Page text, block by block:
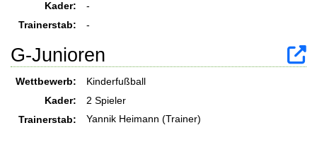
Kader:
-
Trainerstab:
-
G-Junioren
Wettbewerb:
Kinderfußball
Kader:
2 Spieler
Trainerstab:
Yannik Heimann (Trainer)